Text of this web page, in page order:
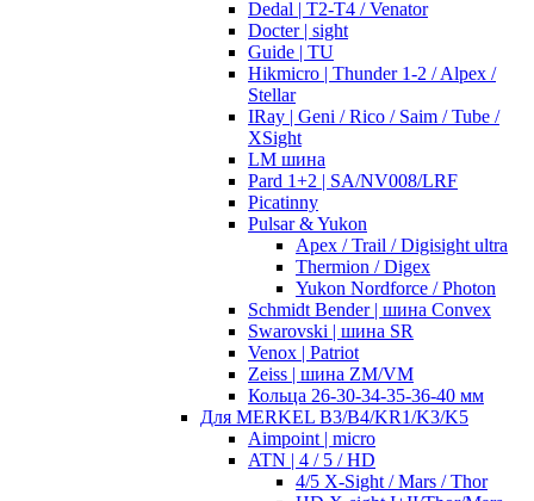
Dedal | T2-T4 / Venator
Docter | sight
Guide | TU
Hikmicro | Thunder 1-2 / Alpex /
Stellar
IRay | Geni / Rico / Saim / Tube /
XSight
LM шина
Pard 1+2 | SA/NV008/LRF
Picatinny
Pulsar & Yukon
Apex / Trail / Digisight ultra
Thermion / Digex
Yukon Nordforce / Photon
Schmidt Bender | шина Convex
Swarovski | шина SR
Venox | Patriot
Zeiss | шина ZM/VM
Кольца 26-30-34-35-36-40 мм
Для MERKEL B3/B4/KR1/K3/K5
Aimpoint | micro
ATN | 4 / 5 / HD
4/5 X-Sight / Mars / Thor